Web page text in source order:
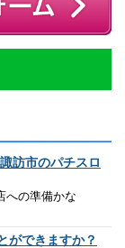
訪市のパチスロ
への準備かな
ができますか？